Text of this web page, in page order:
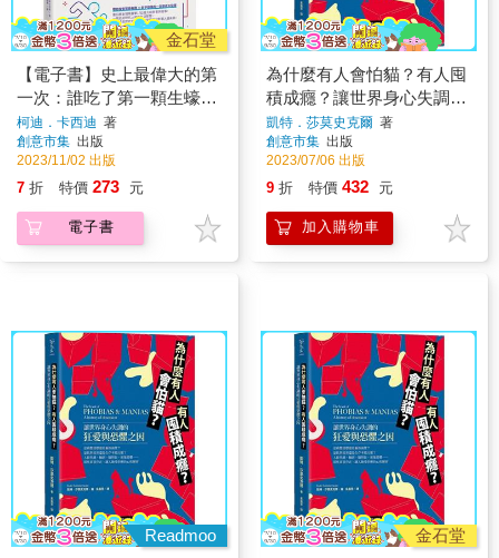
金石堂
【電子書】史上最偉大的第
一次：誰吃了第一顆生蠔？
誰講了第一個笑話？誰劃下
了手術第一刀？科學解謎人
類史上最值得玩味的大發現
柯迪．卡西迪 著
創意市集 出版
2023/11/02 出版
7 折 特價 273 元
電子書
為什麼有人會怕貓？有人囤
積成癮？讓世界身心失調的
狂愛與恐懼之因
凱特．莎莫史克爾 著
創意市集 出版
2023/07/06 出版
9 折 特價 432 元
加入購物車
Readmoo
金石堂